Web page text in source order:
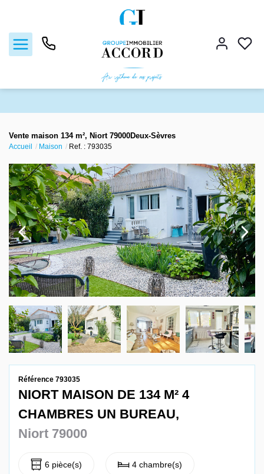
Locations
Estimation
Gestion locative
Nos agences
Contact
Vente maison 134 m², Niort 79000Deux-Sèvres
Accueil Maison Ref. : 793035
Référence 793035
NIORT MAISON DE 134 M² 4
CHAMBRES UN BUREAU,
Niort 79000
6 pièce(s) 4 chambre(s)